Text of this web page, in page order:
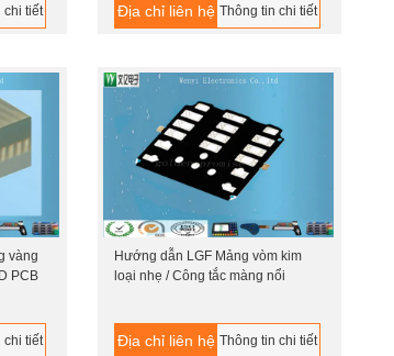
chi tiết Địa chỉ liên hệ Thông tin chi tiết
vàng
PCB
chi tiết
Hướng dẫn LGF Mảng vòm kim
loại nhẹ / Công tắc màng nổi
Địa chỉ liên hệ Thông tin chi tiết